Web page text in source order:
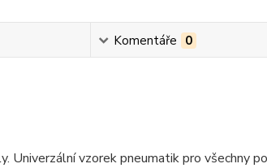
Komentáře 0
vzorek pneumatik pro všechny